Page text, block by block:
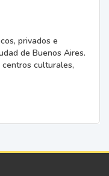
privados e
de Buenos Aires.
culturales,